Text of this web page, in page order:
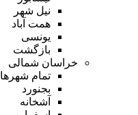
نیل شهر
همت آباد
یونسی
بازگشت
خراسان شمالی
تمام شهر‌ها
بجنورد
آشخانه